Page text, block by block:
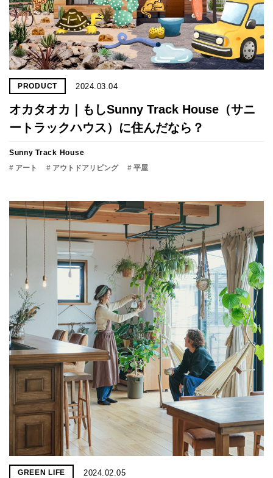
PRODUCT 2024.03.04
オカタオカ｜もしSunny Track House（サニ
ートラックハウス）に住んだなら？
Sunny Track House
# アート
# アウトドアリビング # 平屋
GREEN LIFE 2024.02.05